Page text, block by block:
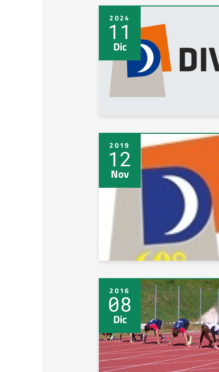
2024
11
Dic
2019
12
Nov
2016
08
Dic